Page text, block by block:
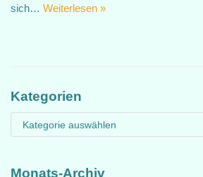
sich… Weiterlesen »
Kategorien
Monats-Archiv